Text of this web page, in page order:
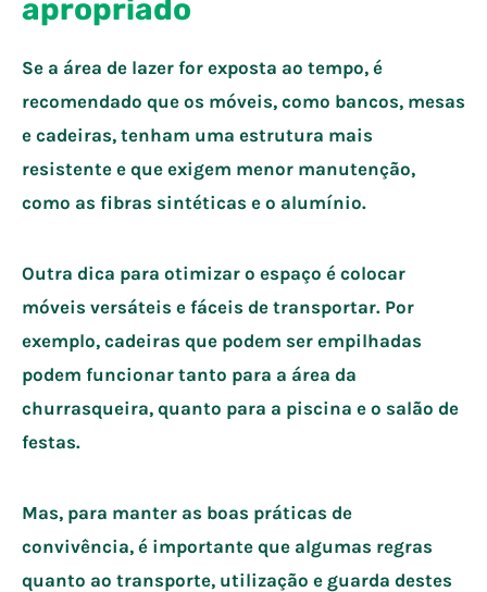
apropriado
Se a área de lazer for exposta ao tempo, é
recomendado que os móveis, como bancos, mesas
e cadeiras, tenham uma estrutura mais
resistente e que exigem menor manutenção,
como as fibras sintéticas e o alumínio.
Outra dica para otimizar o espaço é colocar
móveis versáteis e fáceis de transportar. Por
exemplo, cadeiras que podem ser empilhadas
podem funcionar tanto para a área da
churrasqueira, quanto para a piscina e o salão de
festas.
Mas, para manter as boas práticas de
convivência, é importante que algumas regras
quanto ao transporte, utilização e guarda destes